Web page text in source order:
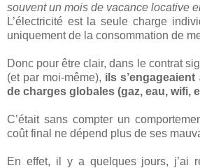
souvent un mois de vacance locative
L’électricité est la seule charge
uniquement de la consommation de
Donc pour être clair, dans le contrat
(et par moi-même), ils
de charges globales (gaz, eau, wifi,
C’était sans compter un
coût final ne dépend plus de ses
En effet, il y a quelques jours, j’ai